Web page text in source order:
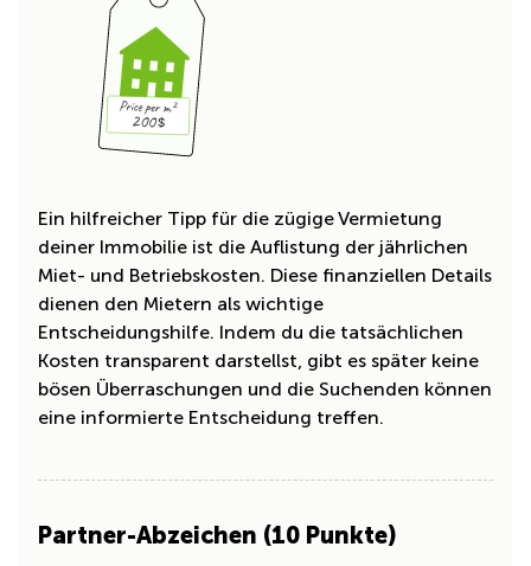
Ein hilfreicher Tipp für die zügige Vermietung
deiner Immobilie ist die Auflistung der jährlichen
Miet- und Betriebskosten. Diese finanziellen Details
dienen den Mietern als wichtige
Entscheidungshilfe. Indem du die tatsächlichen
Kosten transparent darstellst, gibt es später keine
bösen Überraschungen und die Suchenden können
eine informierte Entscheidung treffen.
Partner-Abzeichen (10 Punkte)